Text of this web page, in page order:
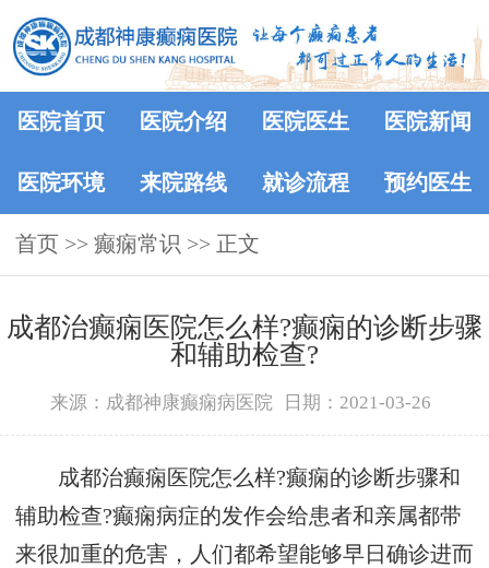
医院首页 医院介绍 医院医生 医院新闻
医院环境 来院路线 就诊流程 预约医生
首页 >> 癫痫常识 >> 正文
成都治癫痫医院怎么样?癫痫的诊断步骤
和辅助检查?
来源：成都神康癫痫病医院 日期：2021-03-26
成都治癫痫医院怎么样?癫痫的诊断步骤和
辅助检查?癫痫病症的发作会给患者和亲属都带
来很加重的危害，人们都希望能够早日确诊进而